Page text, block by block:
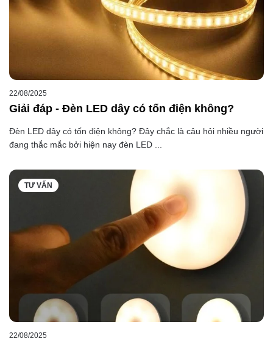
22/08/2025
Giải đáp - Đèn LED dây có tốn điện không?
Đèn LED dây có tốn điện không? Đây chắc là câu hỏi nhiều người
đang thắc mắc bởi hiện nay đèn LED ...
TƯ VẤN
22/08/2025